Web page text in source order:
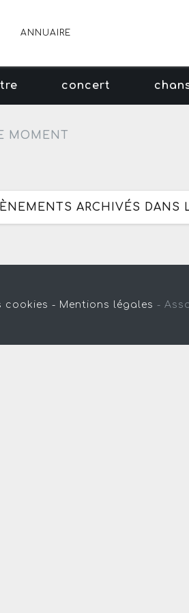
ANNUAIRE
concert
MOMENT
ARCHIVÉS DANS
cookies - Mentions légales -